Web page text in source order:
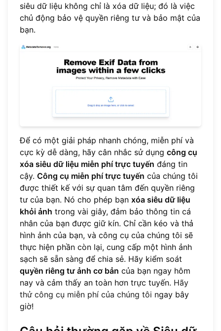
siêu dữ liệu không chỉ là xóa dữ liệu; đó là việc
chủ động bảo vệ quyền riêng tư và bảo mật của
bạn.
Để có một giải pháp nhanh chóng, miễn phí và
cực kỳ dễ dàng, hãy cân nhắc sử dụng công cụ
xóa siêu dữ liệu miễn phí trực tuyến đáng tin
cậy. Công cụ miễn phí trực tuyến của chúng tôi
được thiết kế với sự quan tâm đến quyền riêng
tư của bạn. Nó cho phép bạn xóa siêu dữ liệu
khỏi ảnh trong vài giây, đảm bảo thông tin cá
nhân của bạn được giữ kín. Chỉ cần kéo và thả
hình ảnh của bạn, và công cụ của chúng tôi sẽ
thực hiện phần còn lại, cung cấp một hình ảnh
sạch sẽ sẵn sàng để chia sẻ. Hãy kiểm soát
quyền riêng tư ảnh cơ bản của bạn ngay hôm
nay và cảm thấy an toàn hơn trực tuyến. Hãy
thử công cụ miễn phí của chúng tôi ngay bây
giờ!